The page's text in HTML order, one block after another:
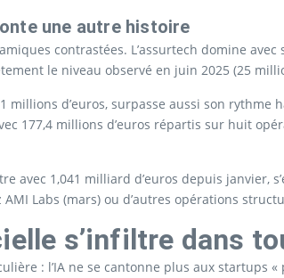
une autre histoire
contrastées. L’assurtech domine
le niveau observé en juin 2025 (25
millions d’euros, surpasse aussi son
177,4 millions d’euros répartis sur huit
avec 1,041 milliard d’euros depuis
Labs (mars) ou d’autres opérations
s’infiltre dans
: l’IA ne se cantonne plus aux startups